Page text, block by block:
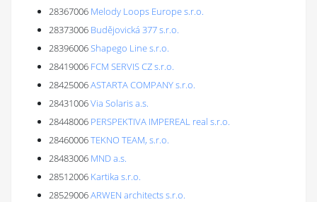
28367006 Melody Loops Europe s.r.o.
28373006 Budějovická 377 s.r.o.
28396006Shapego Line s.r.o.
28419006 FCM SERVIS CZ s.r.o.
28425006ASTARTA COMPANY s.r.o.
28431006Via Solaris a.s.
28448006 PERSPEKTIVA IMPEREAL real s.r.o.
28460006TEKNO TEAM, s.r.o.
28483006 MND a.s.
28512006 Kartika s.r.o.
28529006ARWEN architects s.r.o.